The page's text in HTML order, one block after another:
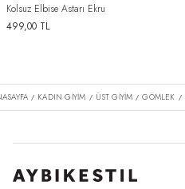
Kolsuz Elbise Astarı Ekru
499,00 TL
/ KADIN GİYİM / ÜST GİYİM / GÖMLEK /